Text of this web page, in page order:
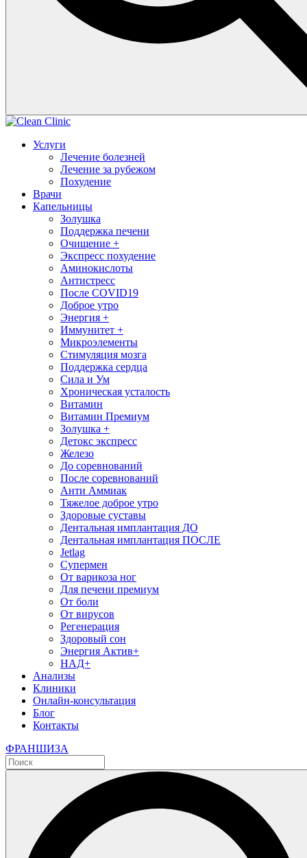
Услуги
Лечение болезней
Лечение за рубежом
Похудение
Врачи
Капельницы
Золушка
Поддержка печени
Очищение +
Экспресс похудение
Аминокислоты
Антистресс
После COVID19
Доброе утро
Энергия +
Иммунитет +
Микроэлементы
Стимуляция мозга
Поддержка сердца
Сила и Ум
Хроническая усталость
Витамин
Витамин Премиум
Золушка +
Детокс экспресс
Железо
До соревнований
После соревнований
Анти Аммиак
Тяжелое доброе утро
Здоровые суставы
Дентальная имплантация ДО
Дентальная имплантация ПОСЛЕ
Jetlag
Супермен
От варикоза ног
Для печени премиум
От боли
От вирусов
Регенерация
Здоровый сон
Энергия Актив+
НАД+
Анализы
Клиники
Онлайн-консультация
Блог
Контакты
ФРАНШИЗА